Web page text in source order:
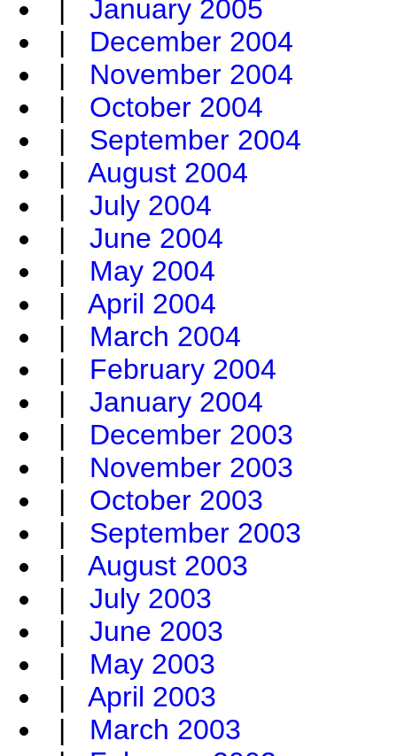
| January 2005
| December 2004
| November 2004
| October 2004
| September 2004
| August 2004
| July 2004
| June 2004
| May 2004
| April 2004
| March 2004
| February 2004
| January 2004
| December 2003
| November 2003
| October 2003
| September 2003
| August 2003
| July 2003
| June 2003
| May 2003
| April 2003
| March 2003